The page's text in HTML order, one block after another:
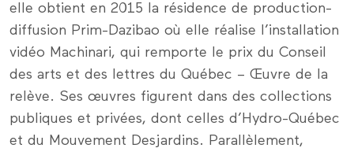
elle obtient en 2015 la résidence de production-
diffusion Prim-Dazibao où elle réalise l’installation
vidéo Machinari, qui remporte le prix du Conseil
des arts et des lettres du Québec – Œuvre de la
relève. Ses œuvres figurent dans des collections
publiques et privées, dont celles d’Hydro-Québec
et du Mouvement Desjardins. Parallèlement,